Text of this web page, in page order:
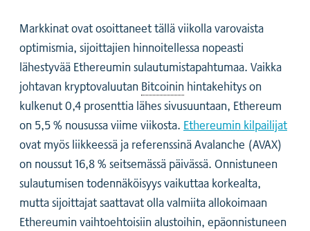
Markkinat ovat osoittaneet tällä viikolla varovaista
optimismia, sijoittajien hinnoitellessa nopeasti
lähestyvää Ethereumin sulautumistapahtumaa. Vaikka
johtavan kryptovaluutan Bitcoinin hintakehitys on
kulkenut 0,4 prosenttia lähes sivusuuntaan, Ethereum
on 5,5 % nousussa viime viikosta. Ethereumin kilpailijat
ovat myös liikkeessä ja referenssinä Avalanche (AVAX)
on noussut 16,8 % seitsemässä päivässä. Onnistuneen
sulautumisen todennäköisyys vaikuttaa korkealta,
mutta sijoittajat saattavat olla valmiita allokoimaan
Ethereumin vaihtoehtoisiin alustoihin, epäonnistuneen